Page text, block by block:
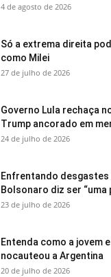
4 de agosto de 2026
Só a extrema direita
como Milei
27 de julho de 2026
Governo Lula rechaça
Trump ancorado em
24 de julho de 2026
Enfrentando desgastes
Bolsonaro diz ser
23 de julho de 2026
Entenda como a jovem
nocauteou a Argentina
20 de julho de 2026